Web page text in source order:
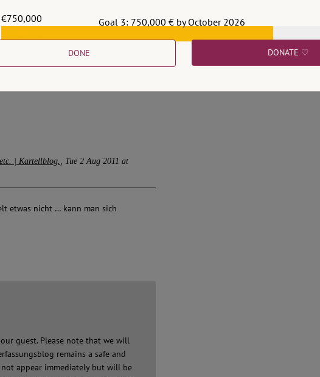
findet nicht statt
Kücükdeveci-Urteil noch einen
| Kartellblog.
Tue 2 Aug 2011 at
etwas nicht … kann man sich
guest. Please note that we will
remains a safe and
appear immediately but will be
€750,000
Goal 3: 750,000 € by October 2026
DONE DONATE ♡